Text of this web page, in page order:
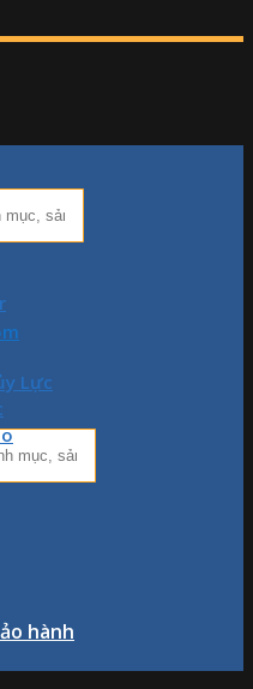
Lực
hành